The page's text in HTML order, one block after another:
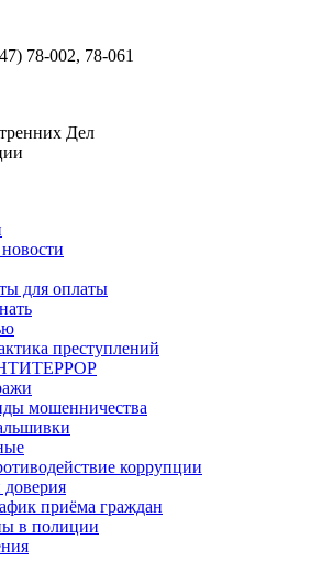
78-002, 78-061
Дел
для оплаты
преступлений
мошенничества
коррупции
приёма граждан
в полиции